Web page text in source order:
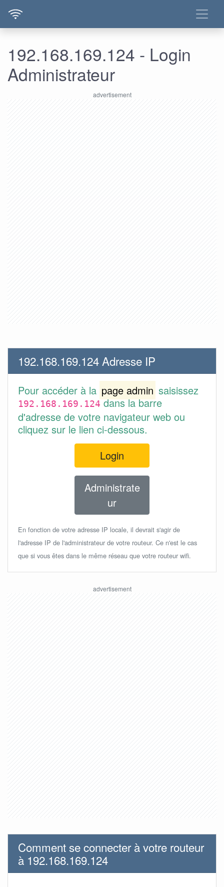
192.168.169.124 - Login
Administrateur
192.168.169.124 Adresse IP
Pour accéder à la page admin saisissez
192.168.169.124dans la barre
d'adresse de votre navigateur web ou
cliquez sur le lien ci-dessous.
Login
Administrate
ur
En fonction de votre adresse IP locale, il devrait s'agir de
l'adresse IP de l'administrateur de votre routeur. Ce n'est le cas
que si vous êtes dans le même réseau que votre routeur wifi.
Comment se connecter à votre routeur
à 192.168.169.124